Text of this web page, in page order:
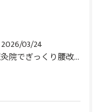
2026/03/24
鍼灸院でぎっくり腰改善を目指す群馬県沼田市の信頼できる選択肢とは